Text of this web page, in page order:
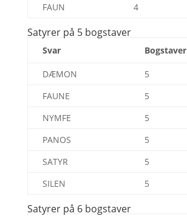
FAUN 4
Satyrer på 5 bogstaver
Svar Bogstaver
DÆMON
5
FAUNE
5
NYMFE
5
PANOS
5
SATYR
5
SILEN
5
Satyrer på 6 bogstaver